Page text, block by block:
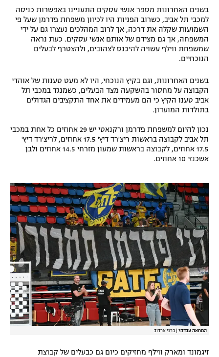
מדיניות פרטיות
תקנון פעילות ספורט 1
רשיון להקרנה פומבית לבית עסק
הצטרפות לחבילת הערוצים
לוח דרושים – ג'ובנט
תגיות
אומנויות לחימה
גיימינג E-Sports
בשנים האחרונות מספר אנשי עסקים התעניינו באפשרות כניסה
למכבי תל אביב, כשרוב הפניות היו לכיוון משפחת פדרמן שעל פי
השמועות שקלה את דרכה, אך לרוב המהלכים נעצרו גם על ידי
המשפחה, אך גם מצידם של אותם אנשי עסקים. כעת נראה
שמשפחת ווילף עשויה להיכנס לצהובים, ולהצטרף לבעלים
הנוכחיים.
בשנים האחרונות, וגם בקיץ הנוכחי, היו לא מעט טענות של אוהדי
הקבוצה על מחסור בהשקעה מצד הבעלים, כשמנגד במכבי תל
אביב טענו הקיץ כי הם מעמידים את אחד התקציבים הגדולים
בתולדות המועדון.
נכון להיום למשפחת פדרמן ורקנאטי יש 29 אחוזים כל אחת במכבי
תל אביב לקבוצה בראשות ריצ'רד דיץ' 17.5 אחוזים, לריצ'רד דיץ'
17.5 אחוזים, לקבוצה בראשות שמעון מזרחי 14.5 אחוזים ולבן
אשכנזי 10 אחוזים.
המחאה עבדה? ברני ארדוב
זיגמונד ומארק ווילף מחזיקים כיום גם כבעלים של קבוצת